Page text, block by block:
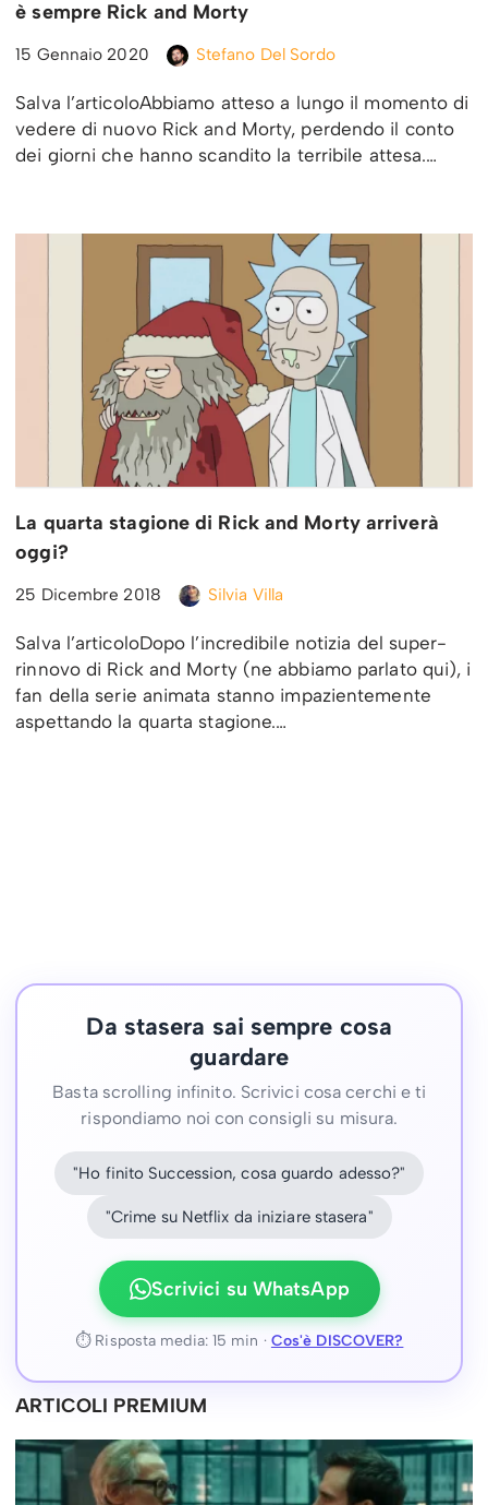
è sempre Rick and Morty
15 Gennaio 2020 Stefano Del Sordo
Salva l’articoloAbbiamo atteso a lungo il momento di
vedere di nuovo Rick and Morty, perdendo il conto
dei giorni che hanno scandito la terribile attesa.…
La quarta stagione di Rick and Morty arriverà
oggi?
25 Dicembre 2018 Silvia Villa
Salva l’articoloDopo l’incredibile notizia del super-
rinnovo di Rick and Morty (ne abbiamo parlato qui), i
fan della serie animata stanno impazientemente
aspettando la quarta stagione.…
Da stasera sai sempre cosa
guardare
Basta scrolling infinito. Scrivici cosa cerchi e ti
rispondiamo noi con consigli su misura.
"Ho finito Succession, cosa guardo adesso?"
"Crime su Netflix da iniziare stasera"
Scrivici su WhatsApp
⏱ Risposta media: 15 min · Cos'è DISCOVER?
ARTICOLI PREMIUM